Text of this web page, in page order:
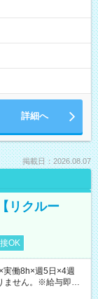
詳細へ
掲載日：2026.08.07
リクルー
OK
働8h×週5日×4週
ません。※給与即受